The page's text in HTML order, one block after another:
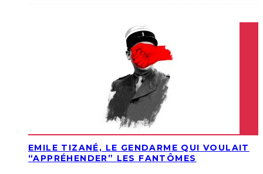
EMILE TIZANÉ, LE GENDARME QUI VOULAIT
“APPRÉHENDER” LES FANTÔMES